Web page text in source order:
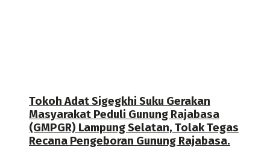
Tokoh Adat Sigegkhi Suku Gerakan
Masyarakat Peduli Gunung Rajabasa
(GMPGR) Lampung Selatan, Tolak Tegas
Recana Pengeboran Gunung Rajabasa.